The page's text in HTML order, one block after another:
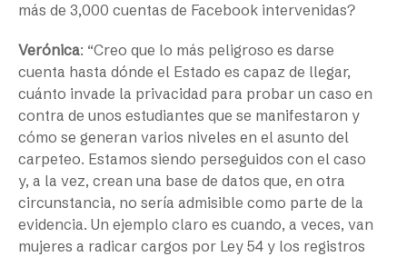
más de 3,000 cuentas de Facebook intervenidas?
Verónica: “Creo que lo más peligroso es darse
cuenta hasta dónde el Estado es capaz de llegar,
cuánto invade la privacidad para probar un caso en
contra de unos estudiantes que se manifestaron y
cómo se generan varios niveles en el asunto del
carpeteo. Estamos siendo perseguidos con el caso
y, a la vez, crean una base de datos que, en otra
circunstancia, no sería admisible como parte de la
evidencia. Un ejemplo claro es cuando, a veces, van
mujeres a radicar cargos por Ley 54 y los registros